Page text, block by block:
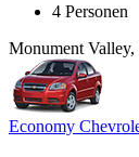
4 Personen
Monument
Economy